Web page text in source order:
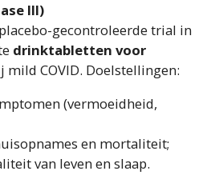
III)
gecontroleerde trial in
drinktabletten voor
mild COVID. Doelstellingen:
(vermoeidheid,
en mortaliteit;
van leven en slaap.